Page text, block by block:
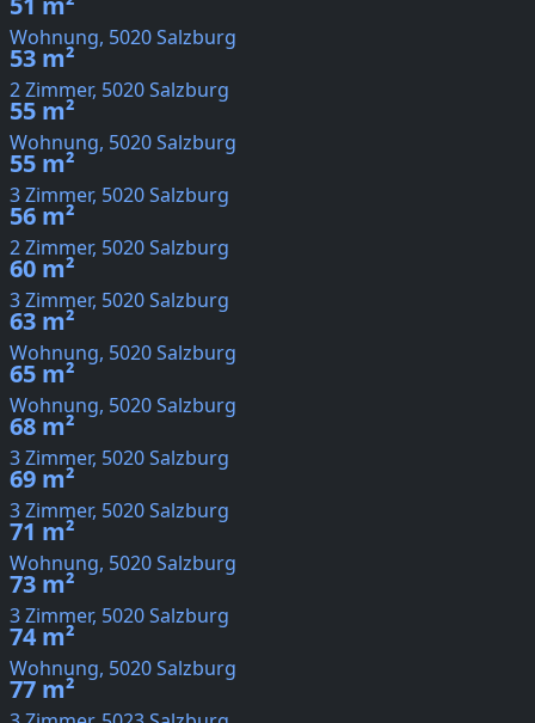
Wohnung, 5020 Salzburg
53 m²
2 Zimmer, 5020 Salzburg
55 m²
Wohnung, 5020 Salzburg
55 m²
3 Zimmer, 5020 Salzburg
56 m²
2 Zimmer, 5020 Salzburg
60 m²
3 Zimmer, 5020 Salzburg
63 m²
Wohnung, 5020 Salzburg
65 m²
Wohnung, 5020 Salzburg
68 m²
3 Zimmer, 5020 Salzburg
69 m²
3 Zimmer, 5020 Salzburg
71 m²
Wohnung, 5020 Salzburg
73 m²
3 Zimmer, 5020 Salzburg
74 m²
Wohnung, 5020 Salzburg
77 m²